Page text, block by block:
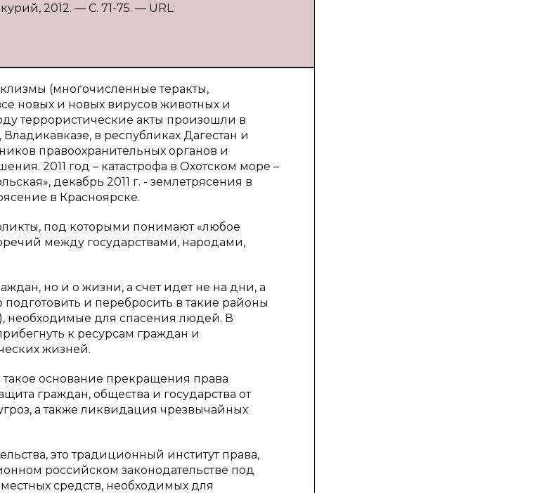
2012. — С. 71-75. — URL:
(многочисленные теракты,
новых и новых вирусов животных и
террористические акты произошли в
в республиках Дагестан и
правоохранительных органов и
2011 год – катастрофа в Охотском море –
декабрь 2011 г. - землетрясения в
в Красноярске.
под которыми понимают «любое
между государствами, народами,
но и о жизни, а счет идет не на дни, а
и перебросить в такие районы
необходимые для спасения людей. В
к ресурсам граждан и
жизней.
такое основание прекращения права
граждан, общества и государства от
а также ликвидация чрезвычайных
это традиционный институт права,
российском законодательстве под
средств, необходимых для